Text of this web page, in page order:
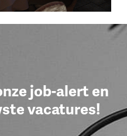
job-alert en
vacatures!